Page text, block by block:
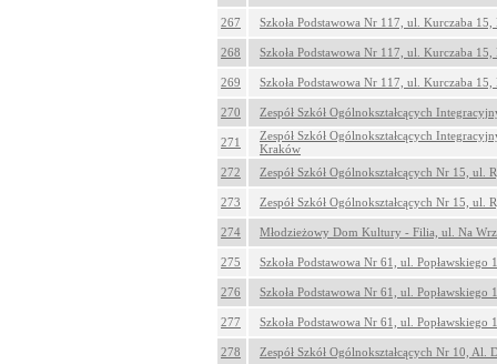
267 Szkoła Podstawowa Nr 117, ul. Kurczaba
268 Szkoła Podstawowa Nr 117, ul. Kurczaba
269 Szkoła Podstawowa Nr 117, ul. Kurczaba
270 Zespół Szkół Ogólnokształcących
271
Zespół Szkół Ogólnokształcących
Kraków
272
Zespół Szkół Ogólnokształcących Nr 15, ul.
273 Zespół Szkół Ogólnokształcących Nr 15, ul.
274 Młodzieżowy Dom Kultury - Filia, ul. Na
275 Szkoła Podstawowa Nr 61, ul. Popławskiego
276 Szkoła Podstawowa Nr 61, ul. Popławskiego
277 Szkoła Podstawowa Nr 61, ul. Popławskiego
278 Zespół Szkół Ogólnokształcących Nr 10,